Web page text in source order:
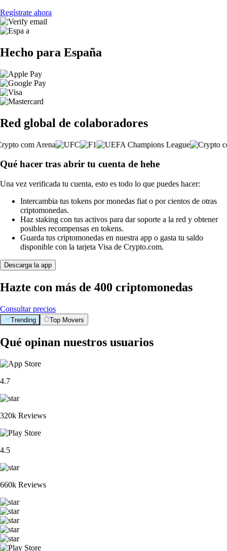
Regístrate ahora
Hecho para España
Red global de colaboradores
Qué hacer tras abrir tu cuenta de hehe
Una vez verificada tu cuenta, esto es todo lo que puedes hacer:
Intercambia tus tokens por monedas fiat o por cientos de otras
criptomonedas.
Haz staking con tus activos para dar soporte a la red y obtener
posibles recompensas en tokens.
Guarda tus criptomonedas en nuestra app o gasta tu saldo
disponible con la tarjeta Visa de Crypto.com.
Descarga la app
Hazte con más de 400 criptomonedas
Consultar precios
Trending Top Movers
Qué opinan nuestros usuarios
4.7
320k Reviews
4.5
660k Reviews